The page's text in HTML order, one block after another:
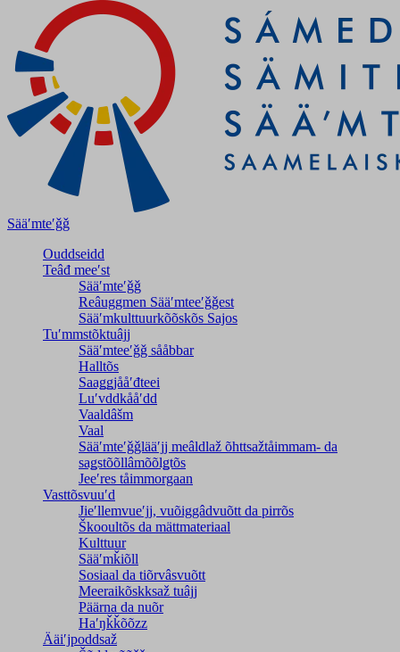
Sääʹmteʹǧǧ
Ouddseidd
Teâđ meeʹst
Sääʹmteʹǧǧ
Reâuggmen Sääʹmteeʹǧǧest
Sääʹmkulttuurkõõskõs Sajos
Tuʹmmstõktuâjj
Sääʹmteeʹǧǧ sååbbar
Halltõs
Saaǥǥjååʹđteei
Luʹvddkååʹdd
Vaaldâšm
Vaal
Sääʹmteʹǧǧlääʹjj meâldlaž õhttsažtåimmam- da
saǥstõõllâmõõlǥtõs
Jeeʹres tåimmorgaan
Vasttõsvuuʹd
Jieʹllemvueʹjj, vuõiggâdvuõtt da pirrõs
Škooultõs da mättmateriaal
Kulttuur
Sääʹmǩiõll
Sosiaal da tiõrvâsvuõtt
Meeraikõskksaž tuâjj
Päärna da nuõr
Haʹŋǩǩõõzz
Ääiʹjpoddsaž